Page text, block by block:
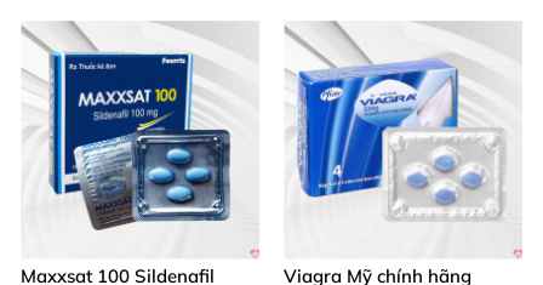
Maxxsat 100 Sildenafil
Viagra Mỹ chính hãng